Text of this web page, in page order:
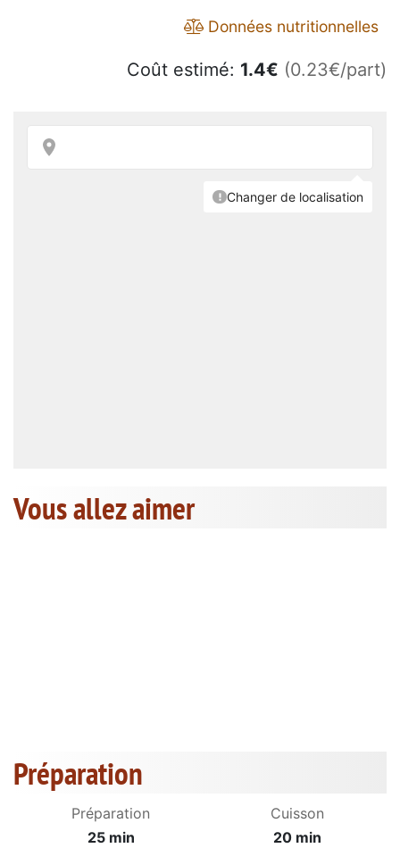
Données nutritionnelles
Coût estimé: 1.4€ (0.23€/part)
Vous allez aimer
Préparation
Préparation
25 min
Cuisson
20 min